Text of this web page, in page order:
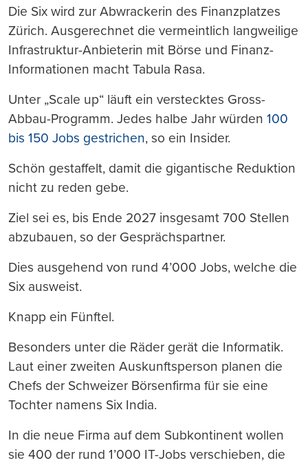
drucken
Die Six wird zur Abwrackerin des Finanzplatzes
Zürich. Ausgerechnet die vermeintlich langweilige
Infrastruktur-Anbieterin mit Börse und Finanz-
Informationen macht Tabula Rasa.
Unter „Scale up“ läuft ein verstecktes Gross-
Abbau-Programm. Jedes halbe Jahr würden 100
bis 150 Jobs gestrichen, so ein Insider.
Schön gestaffelt, damit die gigantische Reduktion
nicht zu reden gebe.
Ziel sei es, bis Ende 2027 insgesamt 700 Stellen
abzubauen, so der Gesprächspartner.
Dies ausgehend von rund 4’000 Jobs, welche die
Six ausweist.
Knapp ein Fünftel.
Besonders unter die Räder gerät die Informatik.
Laut einer zweiten Auskunftsperson planen die
Chefs der Schweizer Börsenfirma für sie eine
Tochter namens Six India.
In die neue Firma auf dem Subkontinent wollen
sie 400 der rund 1’000 IT-Jobs verschieben, die